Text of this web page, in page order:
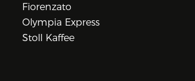
Fiorenzato
Olympia Express
Stoll Kaffee